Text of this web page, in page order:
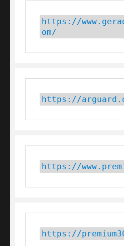
https://
om/
https://
https://
https://